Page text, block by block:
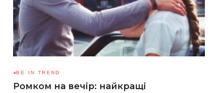
BE IN TREND
Ромком на вечір: найкращі